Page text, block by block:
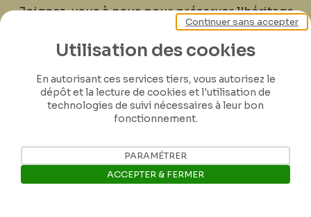
Joignez-vous à nous pour préserver l'héritage
de Félicien Rops ! Partagez vos lettres,
documents et connaissances afin de
les générations futures.
Je contribue
Utilisation des cookies
En autorisant ces services tiers, vous autorisez le
dépôt et la lecture de cookies et l'utilisation de
technologies de suivi nécessaires à leur bon
fonctionnement.
Continuer sans accepter
PARAMÉTRER
ACCEPTER & FERMER